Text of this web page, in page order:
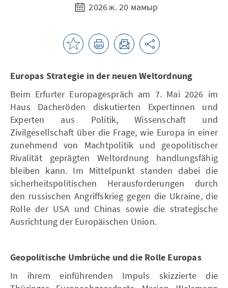
2026 ж. 20 мамыр
Europas Strategie in der neuen Weltordnung
Beim Erfurter Europagespräch am 7. Mai 2026 im
Haus Dacheröden diskutierten Expertinnen und
Experten aus Politik, Wissenschaft und
Zivilgesellschaft über die Frage, wie Europa in einer
zunehmend von Machtpolitik und geopolitischer
Rivalität geprägten Weltordnung handlungsfähig
bleiben kann. Im Mittelpunkt standen dabei die
sicherheitspolitischen Herausforderungen durch
den russischen Angriffskrieg gegen die Ukraine, die
Rolle der USA und Chinas sowie die strategische
Ausrichtung der Europäischen Union.
Geopolitische Umbrüche und die Rolle Europas
In ihrem einführenden Impuls skizzierte die